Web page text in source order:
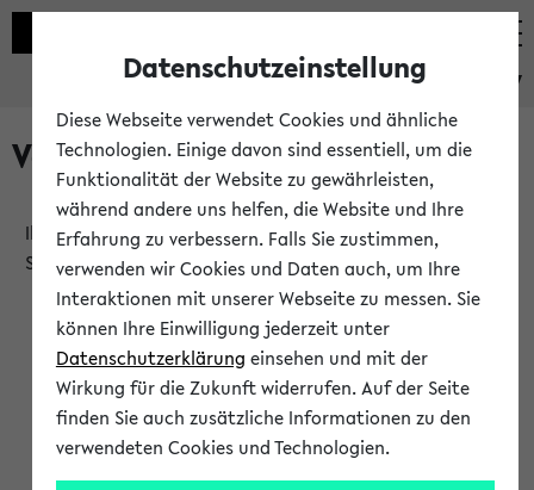
eKVV
Verlauf
Ihr Verlauf ist leer. Er wird sich im Verlauf Ihrer eKVV
Sitzung füllen.
Datenschutzeinstellung
Diese Webseite verwendet Cookies und ähnliche
Technologien. Einige davon sind essentiell, um die
Funktionalität der Website zu gewährleisten,
während andere uns helfen, die Website und Ihre
Erfahrung zu verbessern. Falls Sie zustimmen,
verwenden wir Cookies und Daten auch, um Ihre
Interaktionen mit unserer Webseite zu messen. Sie
können Ihre Einwilligung jederzeit unter
Datenschutzerklärung einsehen und mit der
Wirkung für die Zukunft widerrufen. Auf der Seite
finden Sie auch zusätzliche Informationen zu den
verwendeten Cookies und Technologien.